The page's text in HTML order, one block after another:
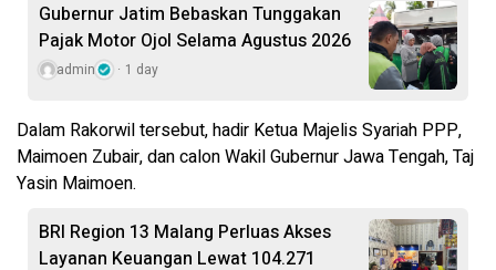
Gubernur Jatim Bebaskan Tunggakan
Pajak Motor Ojol Selama Agustus 2026
admin 1 day
Dalam Rakorwil tersebut, hadir Ketua Majelis Syariah PPP,
Maimoen Zubair, dan calon Wakil Gubernur Jawa Tengah, Taj
Yasin Maimoen.
BRI Region 13 Malang Perluas Akses
Layanan Keuangan Lewat 104.271